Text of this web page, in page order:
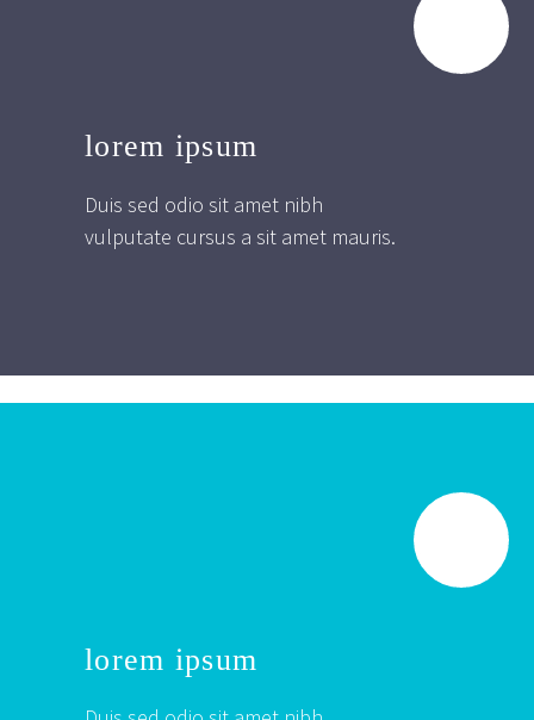
lorem ipsum
Duis sed odio sit amet nibh
vulputate cursus a sit amet mauris.
lorem ipsum